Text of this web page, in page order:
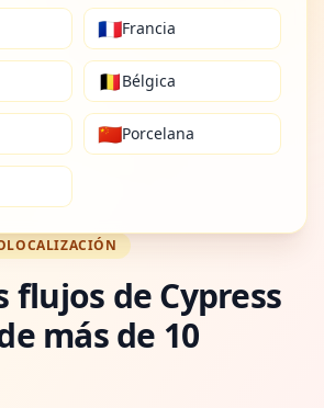
🇫🇷Francia
🇧🇪Bélgica
🇨🇳Porcelana
flujos de Cypress
más de 10